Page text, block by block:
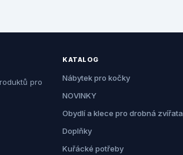
pro
KATALOG
Nábytek pro kočky
NOVINKY
Obydlí a klece pro drobná zvířata
Doplňky
Kuřácké potřeby